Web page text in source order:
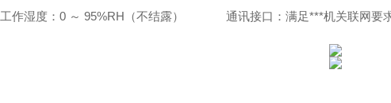
工作湿度：0 ～ 95%RH（不结露）
通讯接口：满足***机关联网要